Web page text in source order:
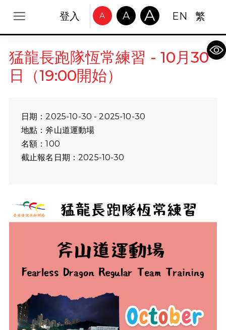
登入 A A A EN 繁
猛龍長跑隊恆常練習 - 10月30
日（19:00開始）
日期：2025-10-30 - 2025-10-30
地點：斧山道運動場
名額：100
截止報名日期：2025-10-30